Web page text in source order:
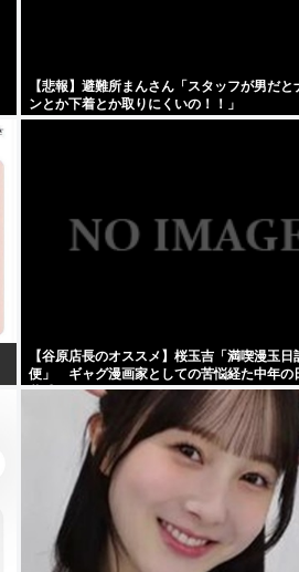
【悲報】避難所まんさん「スタッフが男だと
ンとか下着とか取りにくいの！！」
【谷原店長のオススメ】桜玉吉「満喫漫玉日
便」 ギャグ漫画家としての苦悩経た中年の
共感